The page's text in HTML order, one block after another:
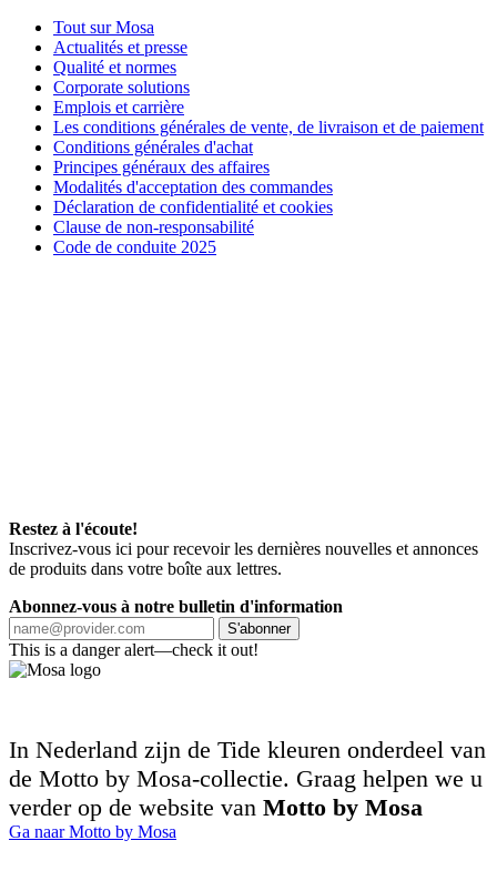
Tout sur Mosa
Actualités et presse
Qualité et normes
Corporate solutions
Emplois et carrière
Les conditions générales de vente, de livraison et de paiement
Conditions générales d'achat
Principes généraux des affaires
Modalités d'acceptation des commandes
Déclaration de confidentialité et cookies
Clause de non-responsabilité
Code de conduite 2025
Restez à l'écoute!
Inscrivez-vous ici pour recevoir les dernières nouvelles et annonces
de produits dans votre boîte aux lettres.
Abonnez-vous à notre bulletin d'information
S'abonner
This is a danger alert—check it out!
In Nederland zijn de Tide kleuren onderdeel van
de Motto by Mosa-collectie. Graag helpen we u
verder op de website van Motto by Mosa
Ga naar Motto by Mosa